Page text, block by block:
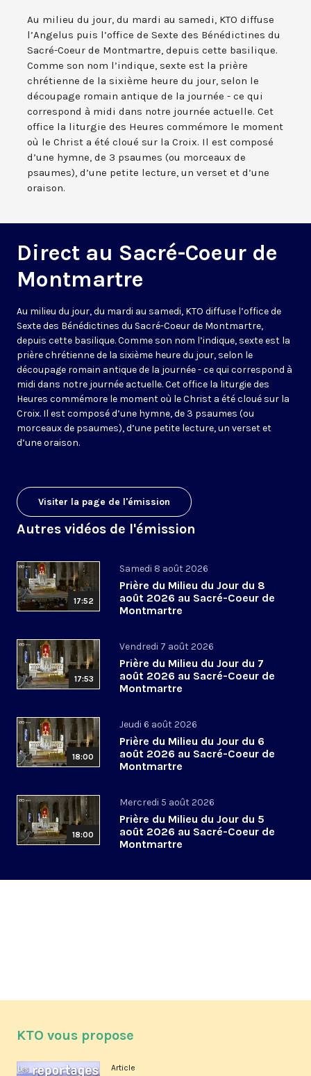
Au milieu du jour, du mardi au samedi, KTO diffuse
l’Angelus puis l’office de Sexte des Bénédictines du
Sacré-Coeur de Montmartre, depuis cette basilique.
Comme son nom l’indique, sexte est la prière
chrétienne de la sixième heure du jour, selon le
découpage romain antique de la journée - ce qui
correspond à midi dans notre journée actuelle. Cet
office la liturgie des Heures commémore le moment
où le Christ a été cloué sur la Croix. Il est composé
d’une hymne, de 3 psaumes (ou morceaux de
psaumes), d’une petite lecture, un verset et d’une
oraison.
Direct au Sacré-Coeur de
Montmartre
Au milieu du jour, du mardi au samedi, KTO diffuse l’office de
Sexte des Bénédictines du Sacré-Coeur de Montmartre,
depuis cette basilique. Comme son nom l’indique, sexte est la
prière chrétienne de la sixième heure du jour, selon le
découpage romain antique de la journée - ce qui correspond à
midi dans notre journée actuelle. Cet office la liturgie des
Heures commémore le moment où le Christ a été cloué sur la
Croix. Il est composé d’une hymne, de 3 psaumes (ou
morceaux de psaumes), d’une petite lecture, un verset et
d’une oraison.
Visiter la page de l'émission
Autres vidéos de l'émission
17:52
Samedi 8 août 2026
Prière du Milieu du Jour du 8
août 2026 au Sacré-Coeur de
Montmartre
17:53
Vendredi 7 août 2026
Prière du Milieu du Jour du 7
août 2026 au Sacré-Coeur de
Montmartre
18:00
Jeudi 6 août 2026
Prière du Milieu du Jour du 6
août 2026 au Sacré-Coeur de
Montmartre
18:00
Mercredi 5 août 2026
Prière du Milieu du Jour du 5
août 2026 au Sacré-Coeur de
Montmartre
KTO vous propose
Article